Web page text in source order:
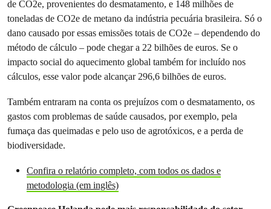
de CO2e, provenientes do desmatamento, e 148 milhões de
toneladas de CO2e de metano da indústria pecuária brasileira. Só o
dano causado por essas emissões totais de CO2e – dependendo do
método de cálculo – pode chegar a 22 bilhões de euros. Se o
impacto social do aquecimento global também for incluído nos
cálculos, esse valor pode alcançar 296,6 bilhões de euros.
Também entraram na conta os prejuízos com o desmatamento, os
gastos com problemas de saúde causados, por exemplo, pela
fumaça das queimadas e pelo uso de agrotóxicos, e a perda de
biodiversidade.
Confira o relatório completo, com todos os dados e
metodologia (em inglês)